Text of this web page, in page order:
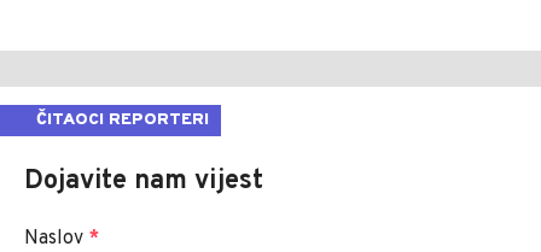
ČITAOCI REPORTERI
Dojavite nam vijest
Naslov *